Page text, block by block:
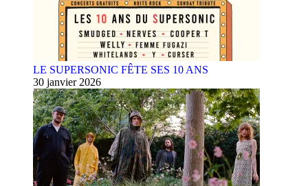
LE SUPERSONIC FÊTE SES 10 ANS
30 janvier 2026